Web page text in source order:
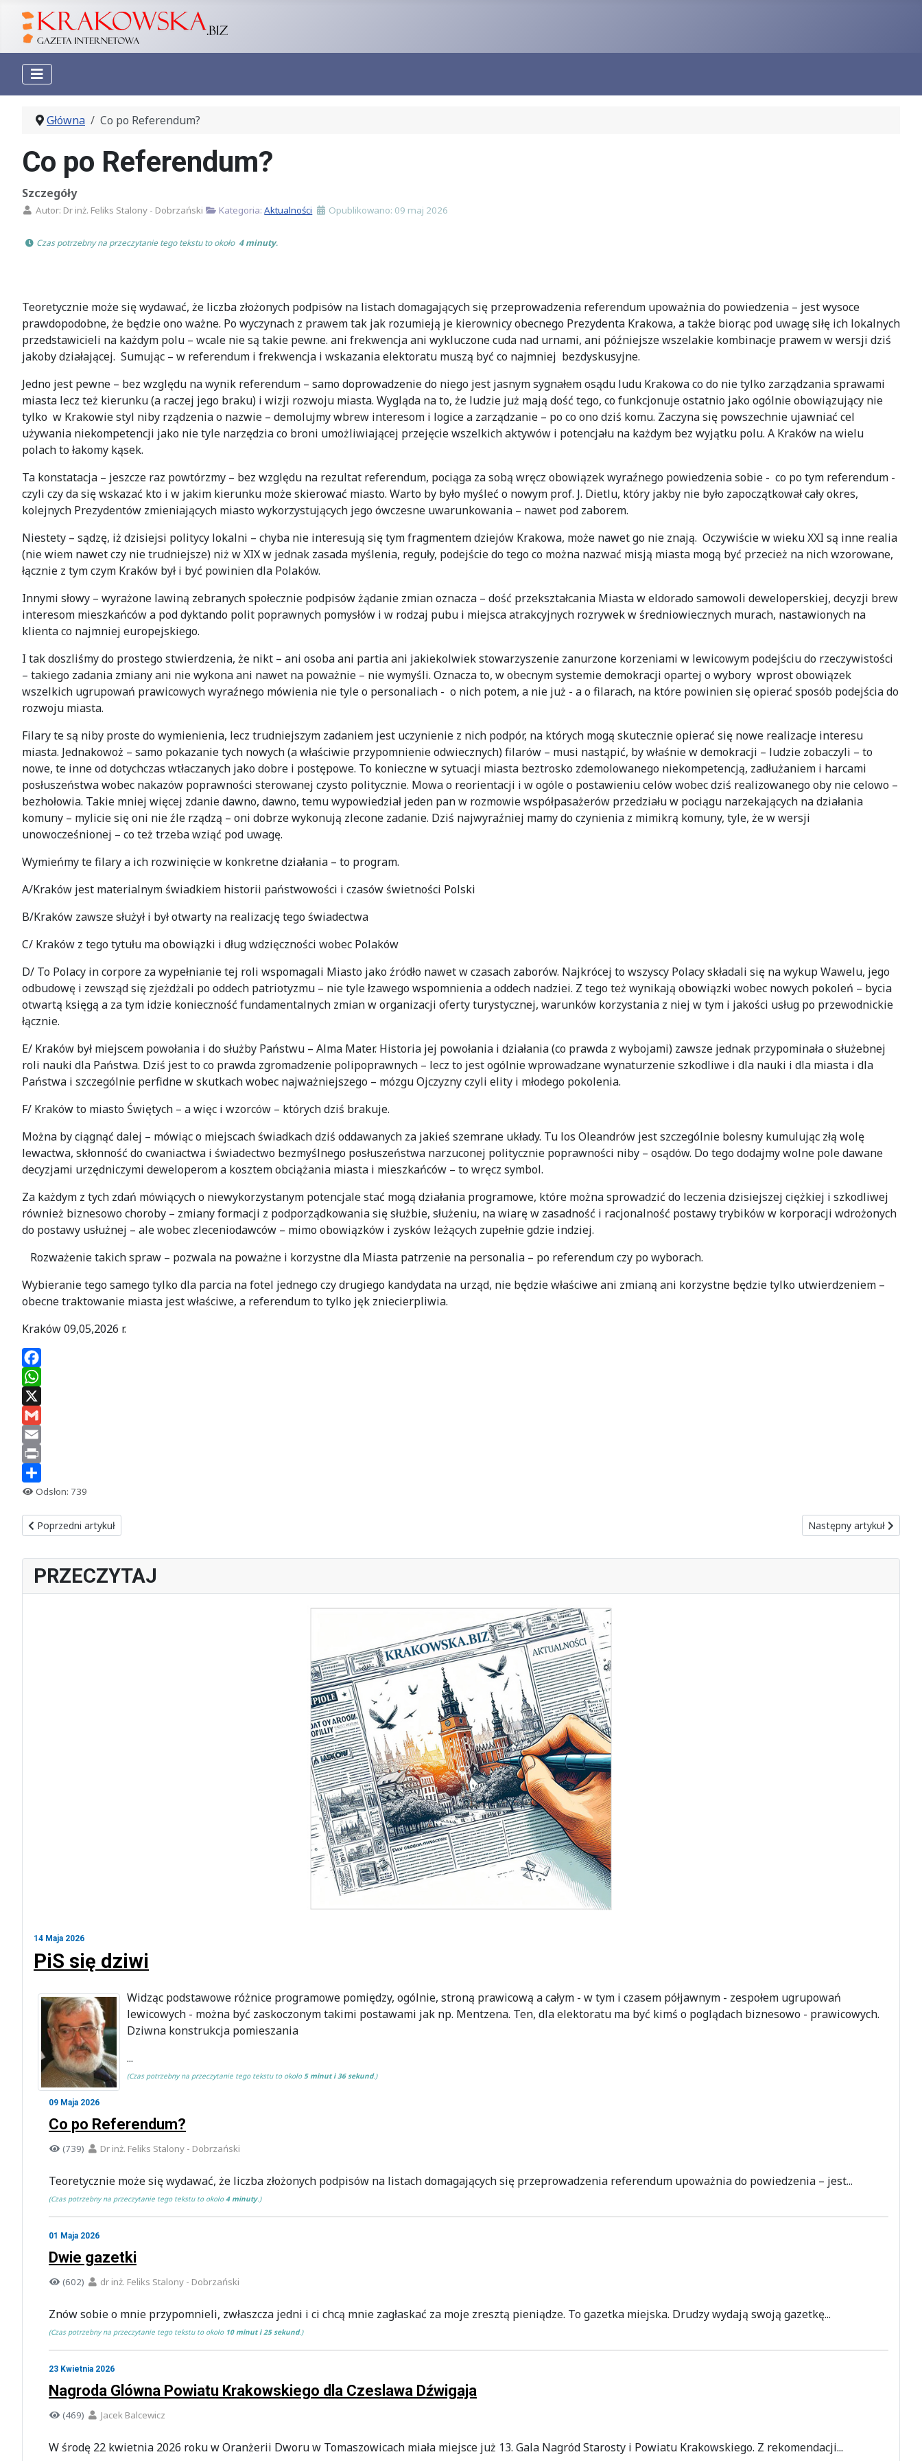
Główna Co po Referendum?
Co po Referendum?
Szczegóły
Autor: Dr inż. Feliks Stalony - Dobrzański Kategoria:Aktualności Opublikowano: 09 maj 2026
Czas potrzebny na przeczytanie tego tekstu to około 4 minuty.
Teoretycznie może się wydawać, że liczba złożonych podpisów na listach domagających się przeprowadzenia referendum upoważnia do powiedzenia – jest wysoce
prawdopodobne, że będzie ono ważne. Po wyczynach z prawem tak jak rozumieją je kierownicy obecnego Prezydenta Krakowa, a także biorąc pod uwagę siłę ich lokalnych
przedstawicieli na każdym polu – wcale nie są takie pewne. ani frekwencja ani wykluczone cuda nad urnami, ani późniejsze wszelakie kombinacje prawem w wersji dziś
jakoby działającej. Sumując – w referendum i frekwencja i wskazania elektoratu muszą być co najmniej bezdyskusyjne.
Jedno jest pewne – bez względu na wynik referendum – samo doprowadzenie do niego jest jasnym sygnałem osądu ludu Krakowa co do nie tylko zarządzania sprawami
miasta lecz też kierunku (a raczej jego braku) i wizji rozwoju miasta. Wygląda na to, że ludzie już mają dość tego, co funkcjonuje ostatnio jako ogólnie obowiązujący nie
tylko w Krakowie styl niby rządzenia o nazwie – demolujmy wbrew interesom i logice a zarządzanie – po co ono dziś komu. Zaczyna się powszechnie ujawniać cel
używania niekompetencji jako nie tyle narzędzia co broni umożliwiającej przejęcie wszelkich aktywów i potencjału na każdym bez wyjątku polu. A Kraków na wielu
polach to łakomy kąsek.
Ta konstatacja – jeszcze raz powtórzmy – bez względu na rezultat referendum, pociąga za sobą wręcz obowiązek wyraźnego powiedzenia sobie - co po tym referendum -
czyli czy da się wskazać kto i w jakim kierunku może skierować miasto. Warto by było myśleć o nowym prof. J. Dietlu, który jakby nie było zapoczątkował cały okres,
kolejnych Prezydentów zmieniających miasto wykorzystujących jego ówczesne uwarunkowania – nawet pod zaborem.
Niestety – sądzę, iż dzisiejsi politycy lokalni – chyba nie interesują się tym fragmentem dziejów Krakowa, może nawet go nie znają. Oczywiście w wieku XXI są inne realia
(nie wiem nawet czy nie trudniejsze) niż w XIX w jednak zasada myślenia, reguły, podejście do tego co można nazwać misją miasta mogą być przecież na nich wzorowane,
łącznie z tym czym Kraków był i być powinien dla Polaków.
Innymi słowy – wyrażone lawiną zebranych społecznie podpisów żądanie zmian oznacza – dość przekształcania Miasta w eldorado samowoli deweloperskiej, decyzji brew
interesom mieszkańców a pod dyktando polit poprawnych pomysłów i w rodzaj pubu i miejsca atrakcyjnych rozrywek w średniowiecznych murach, nastawionych na
klienta co najmniej europejskiego.
I tak doszliśmy do prostego stwierdzenia, że nikt – ani osoba ani partia ani jakiekolwiek stowarzyszenie zanurzone korzeniami w lewicowym podejściu do rzeczywistości
– takiego zadania zmiany ani nie wykona ani nawet na poważnie – nie wymyśli. Oznacza to, w obecnym systemie demokracji opartej o wybory wprost obowiązek
wszelkich ugrupowań prawicowych wyraźnego mówienia nie tyle o personaliach - o nich potem, a nie już - a o filarach, na które powinien się opierać sposób podejścia do
rozwoju miasta.
Filary te są niby proste do wymienienia, lecz trudniejszym zadaniem jest uczynienie z nich podpór, na których mogą skutecznie opierać się nowe realizacje interesu
miasta. Jednakowoż – samo pokazanie tych nowych (a właściwie przypomnienie odwiecznych) filarów – musi nastąpić, by właśnie w demokracji – ludzie zobaczyli – to
nowe, te inne od dotychczas wtłaczanych jako dobre i postępowe. To konieczne w sytuacji miasta beztrosko zdemolowanego niekompetencją, zadłużaniem i harcami
posłuszeństwa wobec nakazów poprawności sterowanej czysto politycznie. Mowa o reorientacji i w ogóle o postawieniu celów wobec dziś realizowanego oby nie celowo –
bezhołowia. Takie mniej więcej zdanie dawno, dawno, temu wypowiedział jeden pan w rozmowie współpasażerów przedziału w pociągu narzekających na działania
komuny – mylicie się oni nie źle rządzą – oni dobrze wykonują zlecone zadanie. Dziś najwyraźniej mamy do czynienia z mimikrą komuny, tyle, że w wersji
unowocześnionej – co też trzeba wziąć pod uwagę.
Wymieńmy te filary a ich rozwinięcie w konkretne działania – to program.
A/Kraków jest materialnym świadkiem historii państwowości i czasów świetności Polski
B/Kraków zawsze służył i był otwarty na realizację tego świadectwa
C/ Kraków z tego tytułu ma obowiązki i dług wdzięczności wobec Polaków
D/ To Polacy in corpore za wypełnianie tej roli wspomagali Miasto jako źródło nawet w czasach zaborów. Najkrócej to wszyscy Polacy składali się na wykup Wawelu, jego
odbudowę i zewsząd się zjeżdżali po oddech patriotyzmu – nie tyle łzawego wspomnienia a oddech nadziei. Z tego też wynikają obowiązki wobec nowych pokoleń – bycia
otwartą księgą a za tym idzie konieczność fundamentalnych zmian w organizacji oferty turystycznej, warunków korzystania z niej w tym i jakości usług po przewodnickie
łącznie.
E/ Kraków był miejscem powołania i do służby Państwu – Alma Mater. Historia jej powołania i działania (co prawda z wybojami) zawsze jednak przypominała o służebnej
roli nauki dla Państwa. Dziś jest to co prawda zgromadzenie polipoprawnych – lecz to jest ogólnie wprowadzane wynaturzenie szkodliwe i dla nauki i dla miasta i dla
Państwa i szczególnie perfidne w skutkach wobec najważniejszego – mózgu Ojczyzny czyli elity i młodego pokolenia.
F/ Kraków to miasto Świętych – a więc i wzorców – których dziś brakuje.
Można by ciągnąć dalej – mówiąc o miejscach świadkach dziś oddawanych za jakieś szemrane układy. Tu los Oleandrów jest szczególnie bolesny kumulując złą wolę
lewactwa, skłonność do cwaniactwa i świadectwo bezmyślnego posłuszeństwa narzuconej politycznie poprawności niby – osądów. Do tego dodajmy wolne pole dawane
decyzjami urzędniczymi deweloperom a kosztem obciążania miasta i mieszkańców – to wręcz symbol.
Za każdym z tych zdań mówiących o niewykorzystanym potencjale stać mogą działania programowe, które można sprowadzić do leczenia dzisiejszej ciężkiej i szkodliwej
również biznesowo choroby – zmiany formacji z podporządkowania się służbie, służeniu, na wiarę w zasadność i racjonalność postawy trybików w korporacji wdrożonych
do postawy usłużnej – ale wobec zleceniodawców – mimo obowiązków i zysków leżących zupełnie gdzie indziej.
Rozważenie takich spraw – pozwala na poważne i korzystne dla Miasta patrzenie na personalia – po referendum czy po wyborach.
Wybieranie tego samego tylko dla parcia na fotel jednego czy drugiego kandydata na urząd, nie będzie właściwe ani zmianą ani korzystne będzie tylko utwierdzeniem –
obecne traktowanie miasta jest właściwe, a referendum to tylko jęk zniecierpliwia.
Kraków 09,05,2026 r.
Facebook
WhatsApp
X
Gmail
Email
Print
Share
Odsłon: 739
Poprzedni artykuł: PiS się dziwi
Poprzedni artykuł Następny artykuł: Dwie
Następny artykuł
PRZECZYTAJ
14 Maja 2026
PiS się dziwi
Widząc podstawowe różnice programowe pomiędzy, ogólnie, stroną prawicową a całym - w tym i czasem półjawnym - zespołem ugrupowań
lewicowych - można być zaskoczonym takimi postawami jak np. Mentzena. Ten, dla elektoratu ma być kimś o poglądach biznesowo - prawicowych.
Dziwna konstrukcja pomieszania
...
(Czas potrzebny na przeczytanie tego tekstu to około5 minut i 36 sekund.)
09 Maja 2026
Co po Referendum?
(739) Dr inż. Feliks Stalony - Dobrzański
Teoretycznie może się wydawać, że liczba złożonych podpisów na listach domagających się przeprowadzenia referendum upoważnia do powiedzenia – jest...
(Czas potrzebny na przeczytanie tego tekstu to około4 minuty.)
01 Maja 2026
Dwie gazetki
(602) dr inż. Feliks Stalony - Dobrzański
Znów sobie o mnie przypomnieli, zwłaszcza jedni i ci chcą mnie zagłaskać za moje zresztą pieniądze. To gazetka miejska. Drudzy wydają swoją gazetkę...
(Czas potrzebny na przeczytanie tego tekstu to około 10 minut i 25 sekund.)
23 Kwietnia 2026
Nagroda Glówna Powiatu Krakowskiego dla Czeslawa Dźwigaja
(469) Jacek Balcewicz
W środę 22 kwietnia 2026 roku w Oranżerii Dworu w Tomaszowicach miała miejsce już 13. Gala Nagród Starosty i Powiatu Krakowskiego. Z rekomendacji...